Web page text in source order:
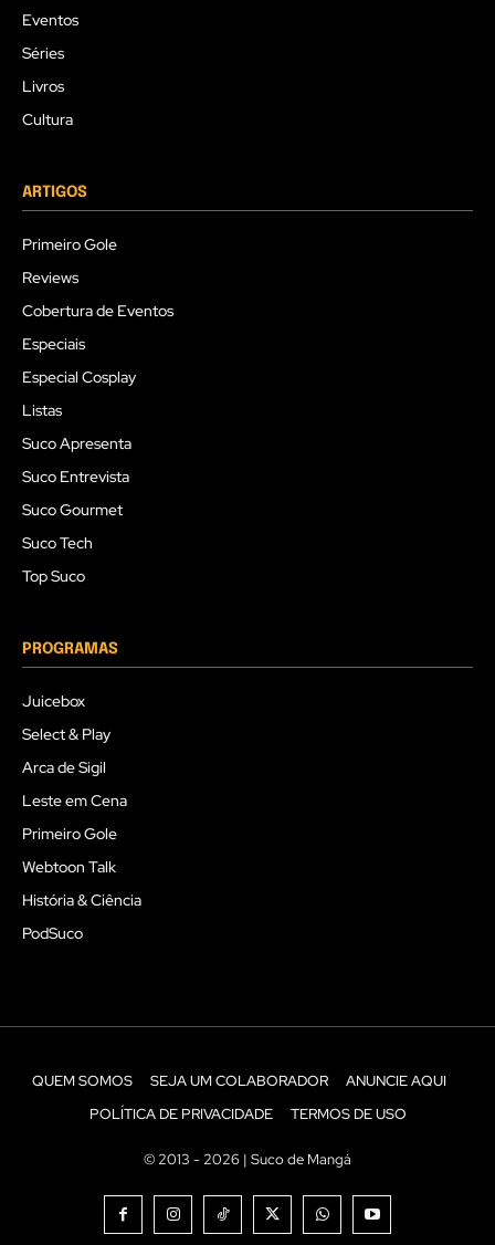
Eventos
Séries
Livros
Cultura
ARTIGOS
Primeiro Gole
Reviews
Cobertura de Eventos
Especiais
Especial Cosplay
Listas
Suco Apresenta
Suco Entrevista
Suco Gourmet
Suco Tech
Top Suco
PROGRAMAS
Juicebox
Select & Play
Arca de Sigil
Leste em Cena
Primeiro Gole
Webtoon Talk
História & Ciência
PodSuco
QUEM SOMOS SEJA UM COLABORADOR
ANUNCIE AQUI
POLÍTICA DE PRIVACIDADE
TERMOS DE USO
© 2013 - 2026 | Suco de Mangá